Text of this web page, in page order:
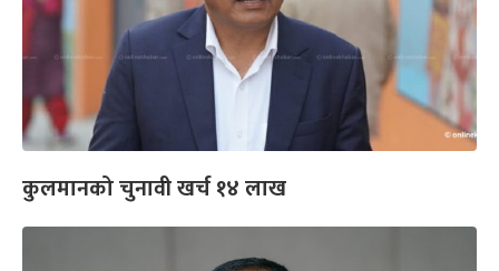
कुलमानको चुनावी खर्च १४ लाख